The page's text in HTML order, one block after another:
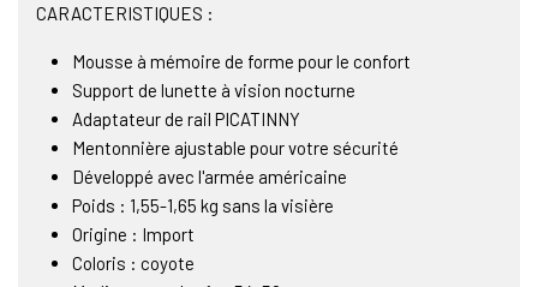
CARACTERISTIQUES :
Mousse à mémoire de forme pour le confort
Support de lunette à vision nocturne
Adaptateur de rail PICATINNY
Mentonnière ajustable pour votre sécurité
Développé avec l'armée américaine
Poids : 1,55-1,65 kg sans la visière
Origine : Import
Coloris : coyote